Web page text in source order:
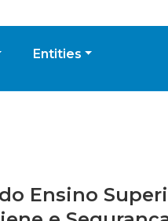
Entities
Ensino